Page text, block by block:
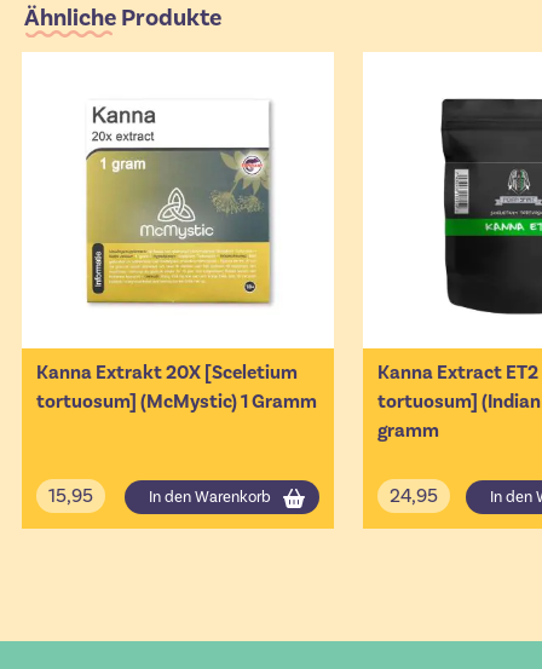
Ähnliche Produkte
Kanna Extrakt 20X [Sceletium
tortuosum] (McMystic) 1 Gramm
15,95 In den Warenkorb
Kanna Extract
tortuosum] (Indian
gramm
24,95 In den